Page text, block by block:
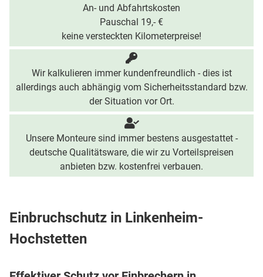
An- und Abfahrtskosten
Pauschal 19,- €
keine versteckten Kilometerpreise!
Wir kalkulieren immer kundenfreundlich - dies ist
allerdings auch abhängig vom Sicherheitsstandard bzw.
der Situation vor Ort.
Unsere Monteure sind immer bestens ausgestattet -
deutsche Qualitätsware, die wir zu Vorteilspreisen
anbieten bzw. kostenfrei verbauen.
Einbruchschutz in Linkenheim-
Hochstetten